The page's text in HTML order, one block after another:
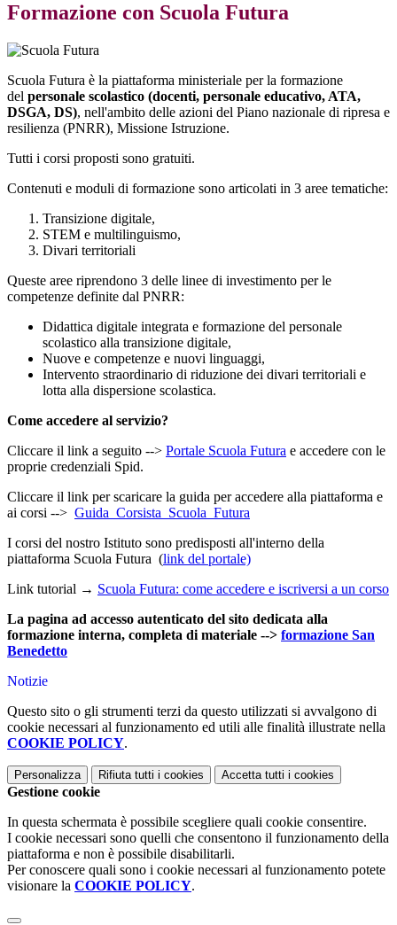
Formazione con Scuola Futura
Scuola Futura è la piattaforma ministeriale per la formazione
del personale scolastico (docenti, personale educativo, ATA,
DSGA, DS), nell'ambito delle azioni del Piano nazionale di ripresa e
resilienza (PNRR), Missione Istruzione.
Tutti i corsi proposti sono gratuiti.
Contenuti e moduli di formazione sono articolati in 3 aree tematiche:
Transizione digitale,
STEM e multilinguismo,
Divari territoriali
Queste aree riprendono 3 delle linee di investimento per le
competenze definite dal PNRR:
Didattica digitale integrata e formazione del personale
scolastico alla transizione digitale,
Nuove e competenze e nuovi linguaggi,
Intervento straordinario di riduzione dei divari territoriali e
lotta alla dispersione scolastica.
Come accedere al servizio?
Cliccare il link a seguito --> Portale Scuola Futura e accedere con le
proprie credenziali Spid.
Cliccare il link per scaricare la guida per accedere alla piattaforma e
ai corsi --> Guida_Corsista_Scuola_Futura
I corsi del nostro Istituto sono predisposti all'interno della
piattaforma Scuola Futura (link del portale)
Link tutorial → Scuola Futura: come accedere e iscriversi a un corso
La pagina ad accesso autenticato del sito dedicata alla
formazione interna, completa di materiale --> formazione San
Benedetto
Notizie
Questo sito o gli strumenti terzi da questo utilizzati si avvalgono di
cookie necessari al funzionamento ed utili alle finalità illustrate nella
COOKIE POLICY.
Personalizza Rifiuta tutti i cookies Accetta tutti i cookies
Gestione cookie
In questa schermata è possibile scegliere quali cookie consentire.
I cookie necessari sono quelli che consentono il funzionamento della
piattaforma e non è possibile disabilitarli.
Per conoscere quali sono i cookie necessari al funzionamento potete
visionare la COOKIE POLICY.